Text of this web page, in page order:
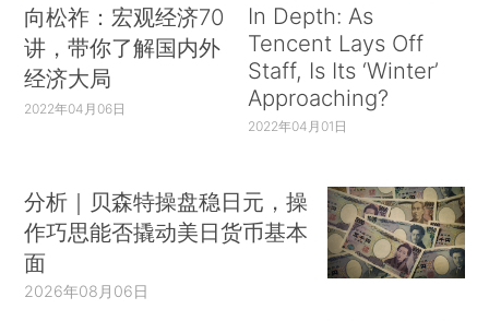
向松祚：宏观经济70
讲，带你了解国内外
经济大局
2022年04月06日
In Depth: As
Tencent Lays Off
Staff, Is Its ‘Winter’
Approaching?
2022年04月01日
分析｜贝森特操盘稳日元，操
作巧思能否撬动美日货币基本
面
2026年08月06日